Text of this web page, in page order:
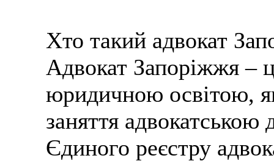
Хто такий адвокат
Адвокат Запоріжжя –
юридичною освітою,
заняття адвокатською
Єдиного реєстру